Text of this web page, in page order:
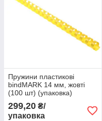
Пружини пластикові
bindMARK 14 мм, жовті
(100 шт) (упаковка)
299,20 ₴/
упаковка